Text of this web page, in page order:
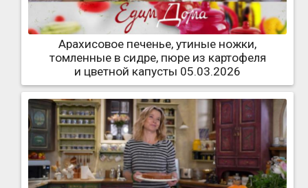
Арахисовое печенье, утиные ножки,
томленные в сидре, пюре из картофеля
и цветной капусты 05.03.2026